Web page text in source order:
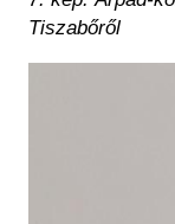
Tiszabőről